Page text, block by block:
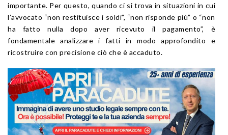
importante. Per questo, quando ci si trova in situazioni in cui
l’avvocato “non restituisce i soldi”, “non risponde più” o “non
ha fatto nulla dopo aver ricevuto il pagamento”, è
fondamentale analizzare i fatti in modo approfondito e
ricostruire con precisione ciò che è accaduto.